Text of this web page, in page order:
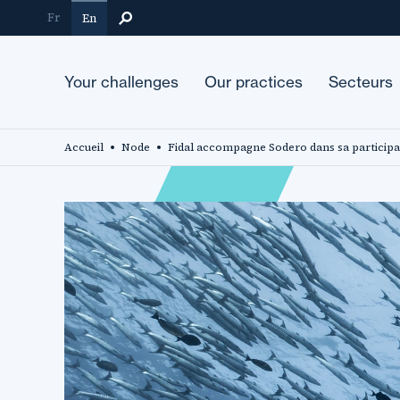
to
Fr En
Your challenges Our practices Secteurs
Accueil Node Fidal accompagne Sodero dans sa